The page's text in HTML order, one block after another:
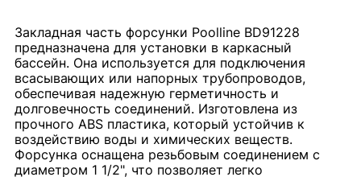
Закладная часть форсунки Poolline BD91228
предназначена для установки в каркасный
бассейн. Она используется для подключения
всасывающих или напорных трубопроводов,
обеспечивая надежную герметичность и
долговечность соединений. Изготовлена из
прочного ABS пластика, который устойчив к
воздействию воды и химических веществ.
Форсунка оснащена резьбовым соединением с
диаметром 1 1/2", что позволяет легко